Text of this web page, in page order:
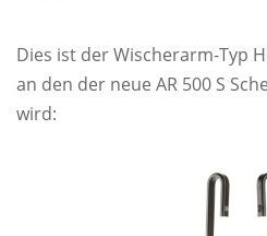
Dies ist der Wischerarm-Typ
an den der neue AR 500 S
wird: